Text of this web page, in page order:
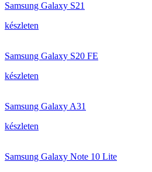
Samsung Galaxy S21
készleten
Samsung Galaxy S20 FE
készleten
Samsung Galaxy A31
készleten
Samsung Galaxy Note 10 Lite